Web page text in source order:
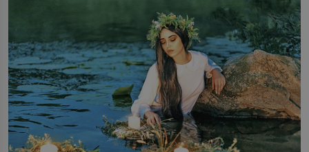
množství růžového mušelínu. „Ošidili vás, podívejte.“